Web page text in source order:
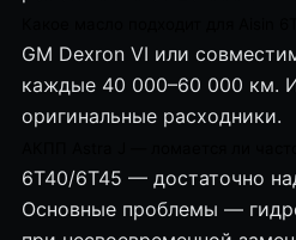
GM Dexron VI или
каждые 40 000–60 000 км.
оригинальные расходники.
6T40/6T45 — достаточно
Основные проблемы —